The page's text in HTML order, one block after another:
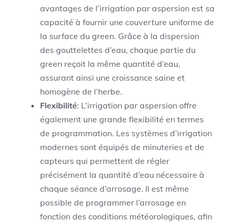
avantages de l’irrigation par aspersion est sa
capacité à fournir une couverture uniforme de
la surface du green. Grâce à la dispersion
des gouttelettes d’eau, chaque partie du
green reçoit la même quantité d’eau,
assurant ainsi une croissance saine et
homogène de l’herbe.
Flexibilité: L’irrigation par aspersion offre
également une grande flexibilité en termes
de programmation. Les systèmes d’irrigation
modernes sont équipés de minuteries et de
capteurs qui permettent de régler
précisément la quantité d’eau nécessaire à
chaque séance d’arrosage. Il est même
possible de programmer l’arrosage en
fonction des conditions météorologiques, afin